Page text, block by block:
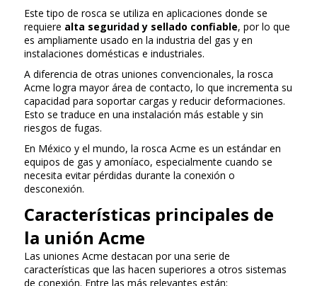
Este tipo de rosca se utiliza en aplicaciones donde se
requiere alta seguridad y sellado confiable, por lo que
es ampliamente usado en la industria del gas y en
instalaciones domésticas e industriales.
A diferencia de otras uniones convencionales, la rosca
Acme logra mayor área de contacto, lo que incrementa su
capacidad para soportar cargas y reducir deformaciones.
Esto se traduce en una instalación más estable y sin
riesgos de fugas.
En México y el mundo, la rosca Acme es un estándar en
equipos de gas y amoníaco, especialmente cuando se
necesita evitar pérdidas durante la conexión o
desconexión.
Características principales de
la unión Acme
Las uniones Acme destacan por una serie de
características que las hacen superiores a otros sistemas
de conexión. Entre las más relevantes están: